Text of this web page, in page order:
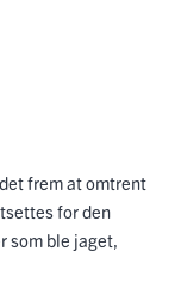
frem at omtrent
for den
som ble jaget,